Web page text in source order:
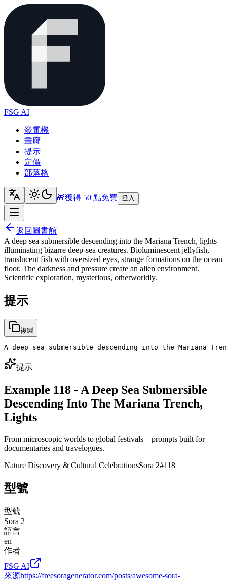
FSG AI
發電機
畫廊
提示
定價
部落格
🎁獲得 50 點免費 登入
返回圖書館
A deep sea submersible descending into the Mariana Trench, lights
illuminating bizarre deep-sea creatures. Bioluminescent jellyfish,
translucent fish with oversized eyes, strange formations on the ocean
floor. The darkness and pressure create an alien environment.
Scientific exploration, mysterious, otherworldly.
提示
複製
A deep sea submersible descending into the
提示
Example 118 - A Deep Sea Submersible
Descending Into The Mariana Trench,
Lights
From microscopic worlds to global festivals—prompts built for
documentaries and travelogues.
Nature Discovery & Cultural CelebrationsSora 2#118
型號
型號
Sora 2
語言
en
作者
FSG AI
來源https://freesoragenerator.com/posts/awesome-sora-